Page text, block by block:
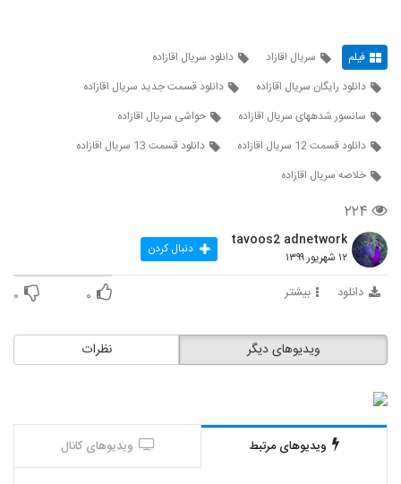
فیلم سریال اقازاد
دانلود سریال اقازاده
دانلود رایگان سریال اقازاده
دانلود قسمت جدید سریال اقازاده
سانسور شدههای سریال اقازاده
حواشی سریال اقازاده
دانلود قسمت 12 سریال اقازاده
دانلود قسمت 13 سریال اقازاده
خلاصه سریال اقازاده
۲۲۴
tavoos2 adnetwork
۱۲ شهریور ۱۳۹۹ دنبال کردن
دانلود بیشتر ۰ ۰
نظرات ویدیوهای دیگر
ویدیوهای مرتبط ویدیوهای کانال